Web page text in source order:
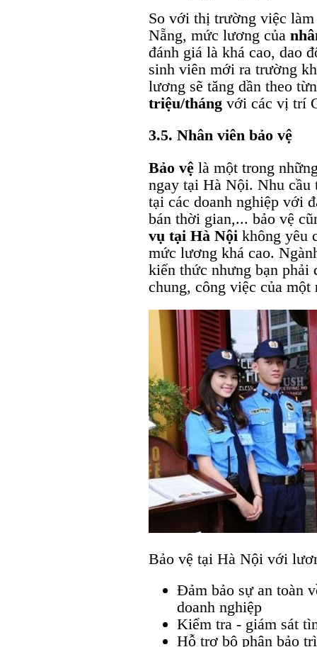
So với thị trường việc
Nẵng, mức lương của
đánh giá là khá cao, dao
sinh viên mới ra trường
lương sẽ tăng dần theo
triệu/tháng với các vị trí
3.5. Nhân viên bảo vệ
Bảo vệ là một trong
ngay tại Hà Nội. Nhu cầu
tại các doanh nghiệp với
bán thời gian,... bảo vệ
vụ tại Hà Nội không yêu
mức lương khá cao.
kiến thức nhưng bạn phải
chung, công việc của một
Bảo vệ tại Hà Nội với
Đảm bảo sự an toàn
doanh nghiệp
Kiểm tra - giám sát
Hỗ trợ bộ phận bảo